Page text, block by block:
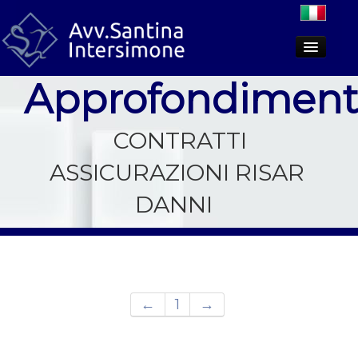
Lo studio
Aree di attività
Approfondimenti
CONTRATTI
ASSICURAZIONI RISAR
DANNI
← 1 →